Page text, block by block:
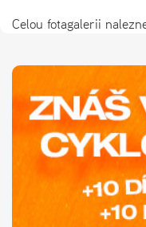
Celou fotagalerii